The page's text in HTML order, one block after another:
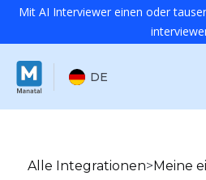
Mit AI Interviewer einen oder
DE
Alle Integrationen>Meine